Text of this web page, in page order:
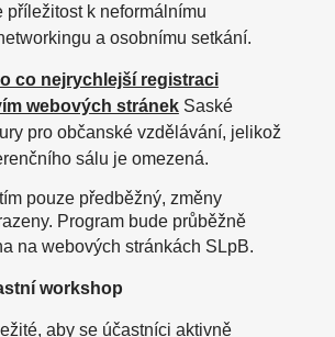
příležitost k neformálnímu
a osobnímu setkání.
co nejrychlejší registraci
webových stránekSaské
pro občanské vzdělávání, jelikož
sálu je omezená.
pouze předběžný, změny
Program bude průběžně
na webových stránkách SLpB.
workshop
aby se účastníci aktivně